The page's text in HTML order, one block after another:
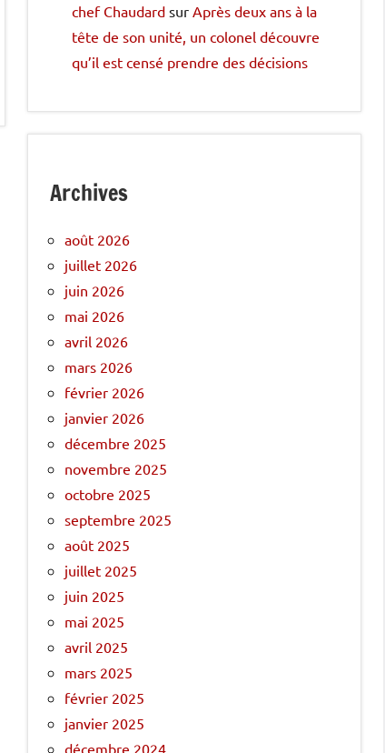
chef Chaudard sur Après deux ans à la
tête de son unité, un colonel découvre
qu’il est censé prendre des décisions
Archives
août 2026
juillet 2026
juin 2026
mai 2026
avril 2026
mars 2026
février 2026
janvier 2026
décembre 2025
novembre 2025
octobre 2025
septembre 2025
août 2025
juillet 2025
juin 2025
mai 2025
avril 2025
mars 2025
février 2025
janvier 2025
décembre 2024